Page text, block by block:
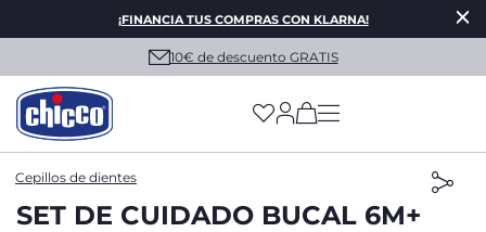
¡FINANCIA TUS COMPRAS CON KLARNA!
10€ de descuento GRATIS
(has more options
Cepillos de dientes
SET DE CUIDADO BUCAL 6M+